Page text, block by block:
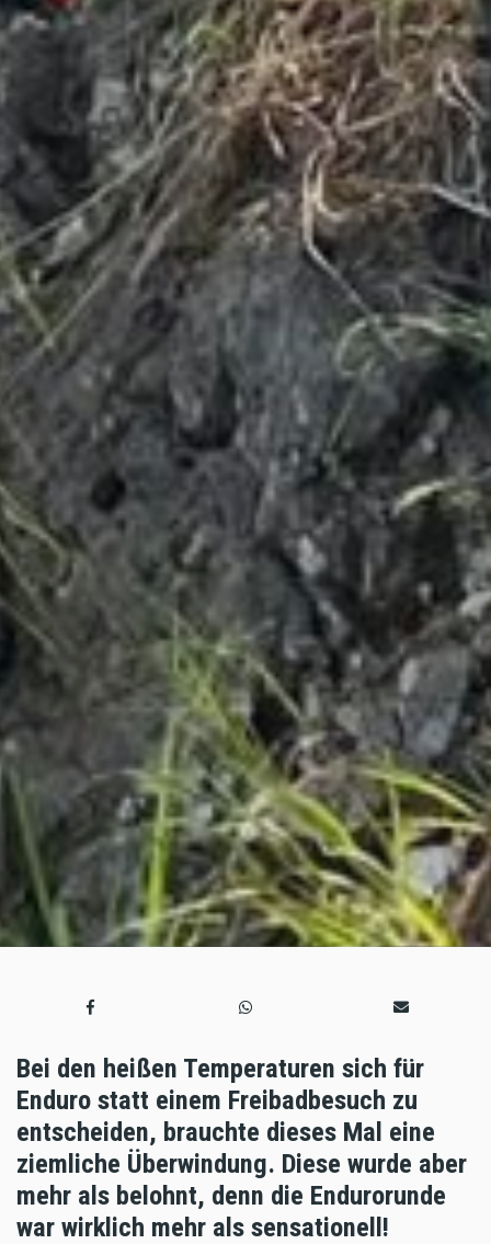
Bei den heißen Temperaturen sich für
Enduro statt einem Freibadbesuch zu
entscheiden, brauchte dieses Mal eine
ziemliche Überwindung. Diese wurde aber
mehr als belohnt, denn die Endurorunde
war wirklich mehr als sensationell!